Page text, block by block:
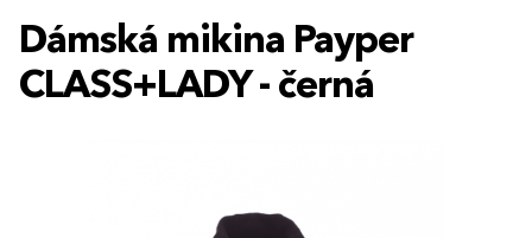
Dámská mikina Payper
CLASS+LADY - černá